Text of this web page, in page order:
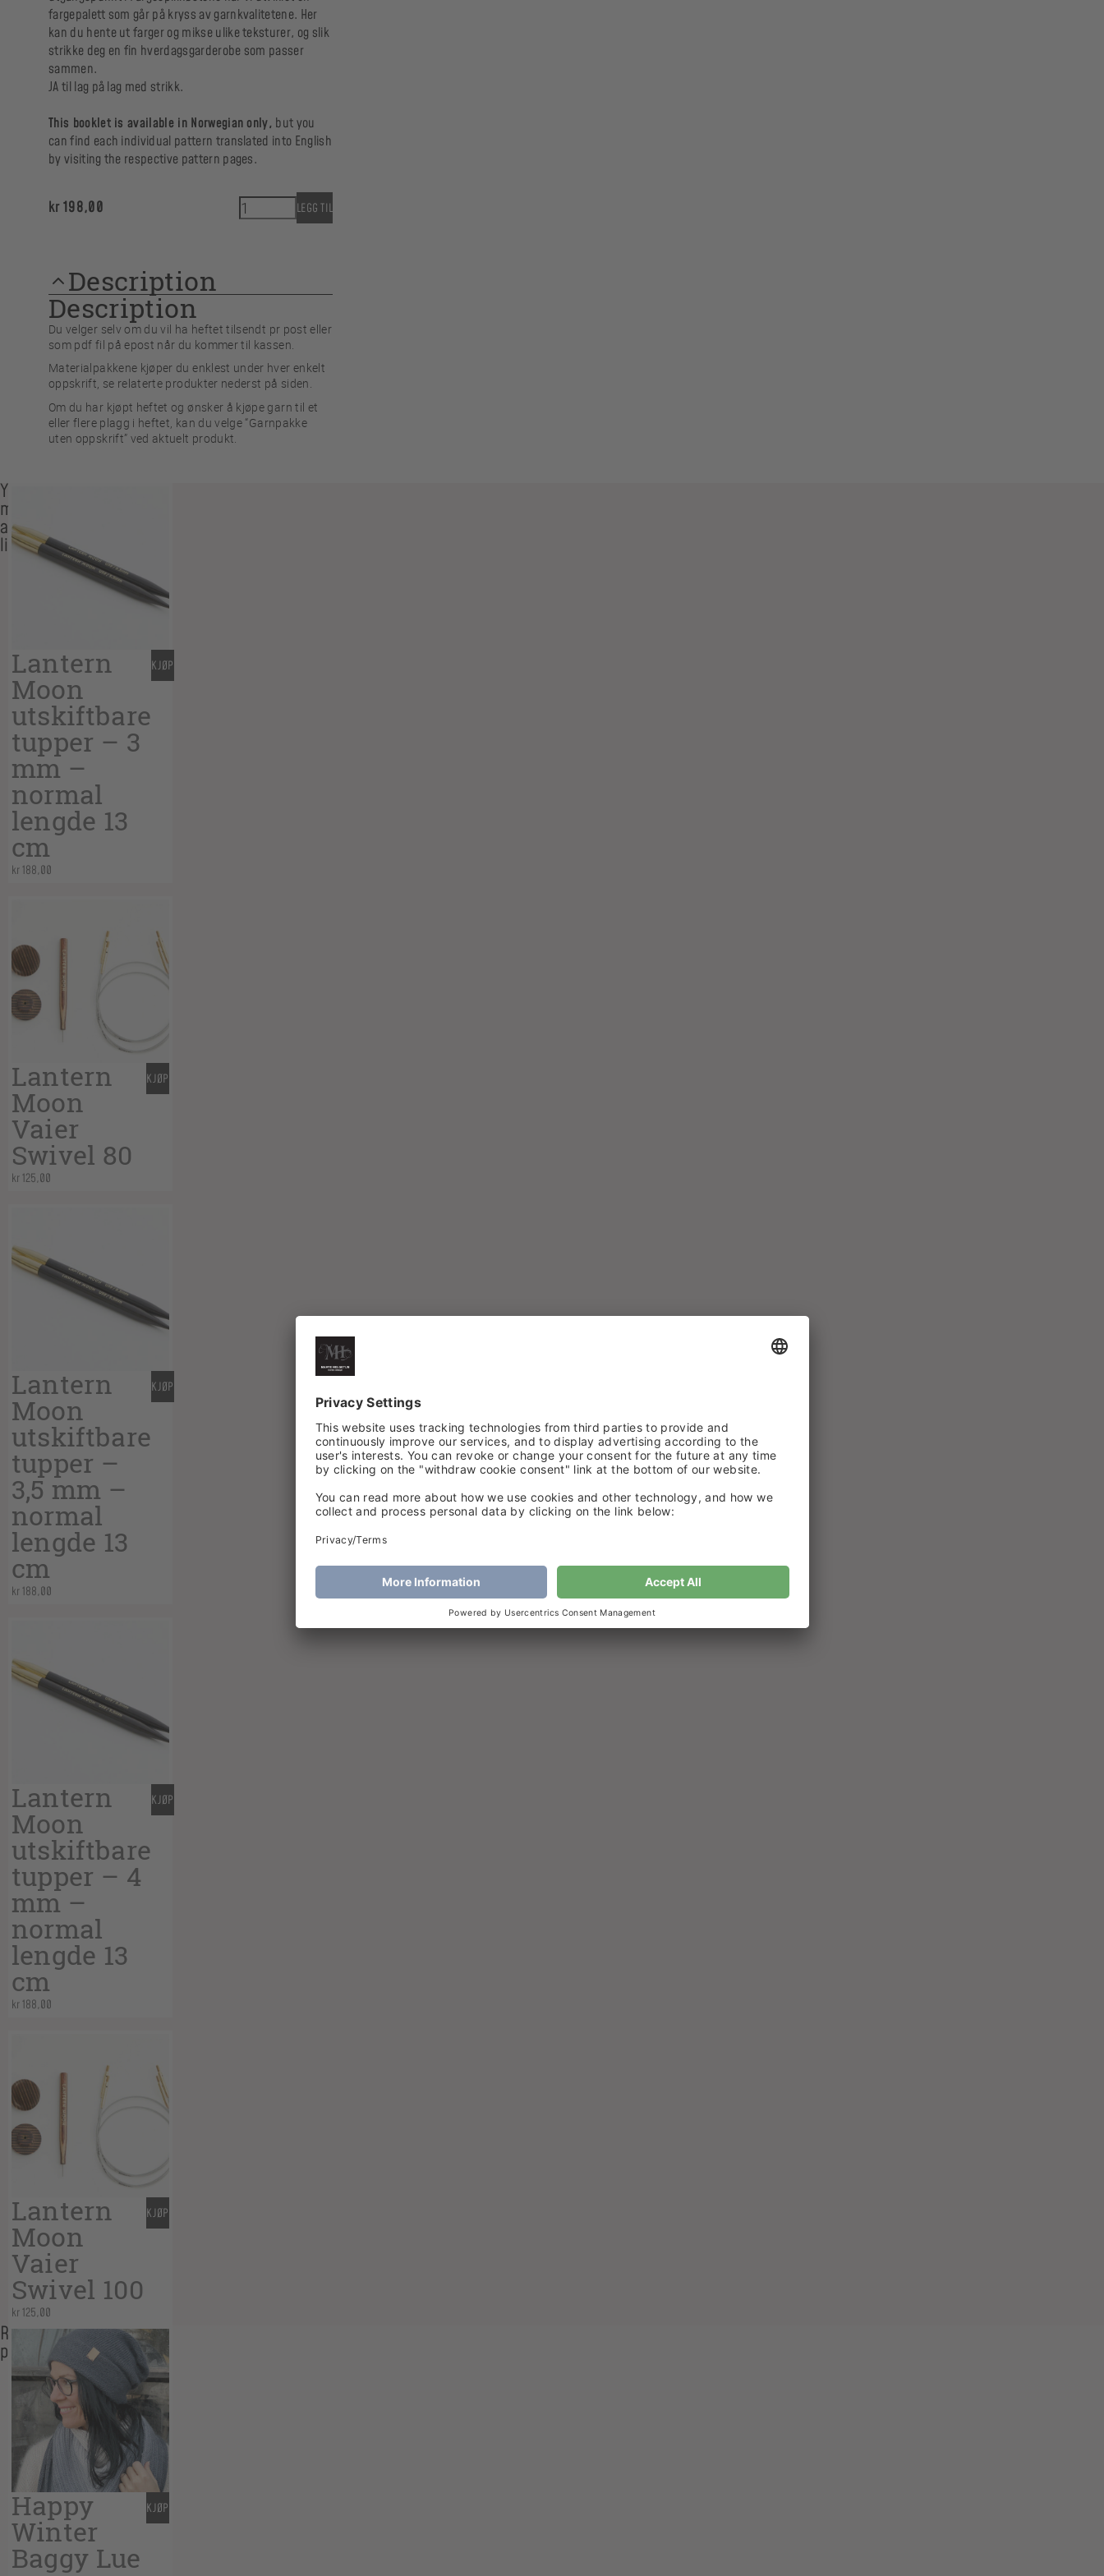
fargepalett som går på kryss av garnkvalitetene. Her
kan du hente ut farger og mikse ulike teksturer, og slik
strikke deg en fin hverdagsgarderobe som passer
sammen.
JA til lag på lag med strikk.
This booklet is available in Norwegian only, but you
can find each individual pattern translated into English
by visiting the respective pattern pages.
kr 198,00 HEFTE - Hverdagsfavoritter 01 Himmelblå quantity
LEGG TIL
Description
Description
Du velger selv om du vil ha heftet tilsendt pr post eller
som pdf fil på epost når du kommer til kassen.
Materialpakkene kjøper du enklest under hver enkelt
oppskrift, se relaterte produkter nederst på siden.
Om du har kjøpt heftet og ønsker å kjøpe garn til et
eller flere plagg i heftet, kan du velge “Garnpakke
uten oppskrift” ved aktuelt produkt.
You
may
also
like…
Lantern
Moon
utskiftbare
tupper – 3
mm –
normal
lengde 13
cm
kr188,00
KJØP
Lantern
Moon
Vaier
Swivel 80
kr125,00
KJØP
Lantern
Moon
utskiftbare
tupper –
3,5 mm –
normal
lengde 13
cm
kr188,00
KJØP
Lantern
Moon
utskiftbare
tupper – 4
mm –
normal
lengde 13
cm
kr188,00
KJØP
Lantern
Moon
Vaier
Swivel 100
kr125,00
KJØP
Related
products
Happy
Winter
Baggy Lue
KJØP